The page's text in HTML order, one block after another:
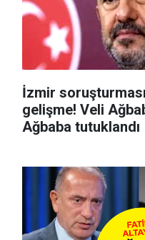
İzmir
gelişme! Veli
Ağbaba tutuklandı